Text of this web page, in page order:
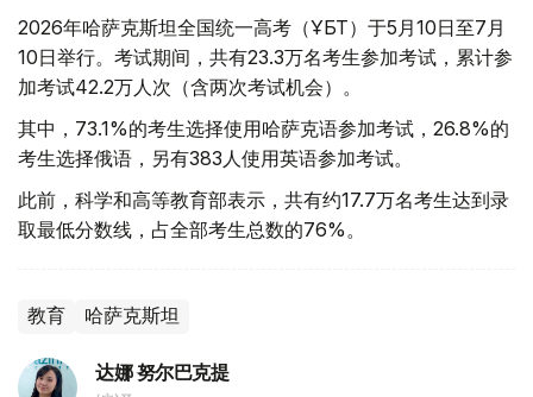
2026年哈萨克斯坦全国统一高考（ҰБТ）于5月10日至7月
10日举行。考试期间，共有23.3万名考生参加考试，累计参
加考试42.2万人次（含两次考试机会）。
其中，73.1%的考生选择使用哈萨克语参加考试，26.8%的
考生选择俄语，另有383人使用英语参加考试。
此前，科学和高等教育部表示，共有约17.7万名考生达到录
取最低分数线，占全部考生总数的76%。
教育 哈萨克斯坦
达娜 努尔巴克提